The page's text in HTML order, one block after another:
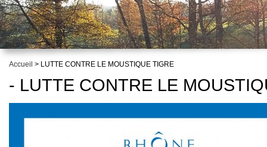
Accueil > LUTTE CONTRE LE MOUSTIQUE TIGRE
- LUTTE CONTRE LE